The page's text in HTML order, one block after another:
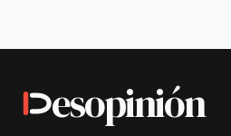
esopinión